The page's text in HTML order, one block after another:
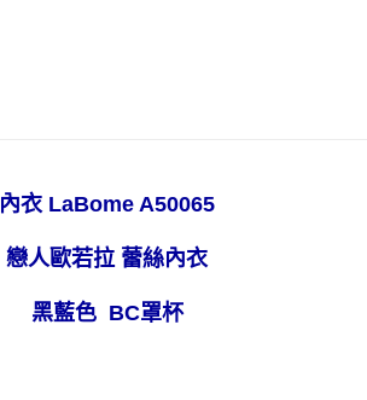
１．透過由恩沛科技股份有限公司提
求債權轉讓予恩沛科技股份有限公司。
２．關於個人資料處理事宜，請瀏覽
３．未成年的使用者請事先徵得法定
7-11取貨付款
付款後7-11取貨
每筆NT$80，滿NT$999(含以上)
內衣 LaBome A50065
戀人歐若拉 蕾絲內衣
黑藍色 BC罩杯